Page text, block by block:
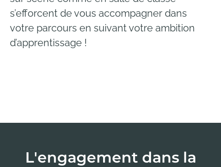
s’efforcent de vous accompagner dans
votre parcours en suivant votre ambition
d’apprentissage !
L'engagement dans la